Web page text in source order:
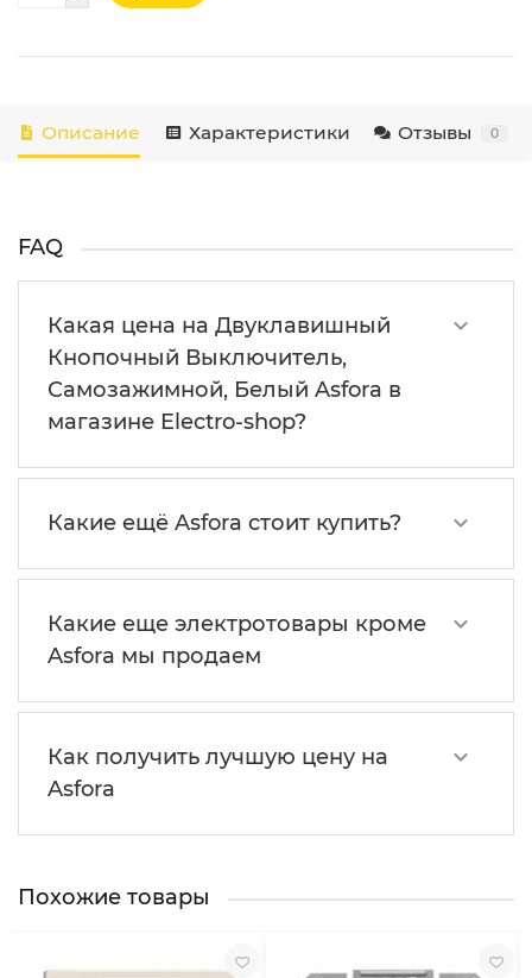
Описание Характеристики Отзывы 0
FAQ
Какая цена на Двуклавишный
Кнопочный Выключитель,
Самозажимной, Белый Asfora в
магазине Electro-shop?
Какие ещё Asfora стоит купить?
Какие еще электротовары кроме
Asfora мы продаем
Как получить лучшую цену на
Asfora
Похожие товары